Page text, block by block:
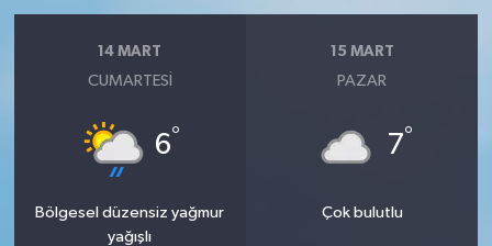
14 MART
CUMARTESI
6°
Bölgesel düzensiz yağmur
yağışlı
15 MART
PAZAR
7°
Çok bulutlu